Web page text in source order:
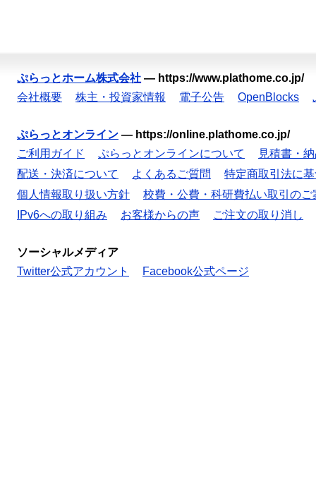
ぷらっとホーム株式会社 — https://www.plathome.co.jp/
会社概要
株主・投資家情報 電子公告 OpenBlocks
ぷらっとオンライン — https://online.plathome.co.jp/
ご利用ガイド
ぷらっとオンラインについて
見積書・
配送・決済について
よくあるご質問
特定商取引法に
個人情報取り扱い方針
校費・公費・科研費払い取引のご
IPv6への取り組み
お客様からの声 ご注文の取り消し
ソーシャルメディア
Twitter公式アカウント
Facebook公式ページ